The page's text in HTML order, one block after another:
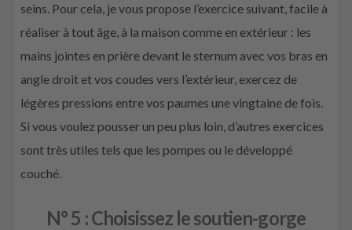
seins. Pour cela, je vous propose l’exercice suivant, facile à
réaliser à tout âge, à la maison comme en extérieur : les
mains jointes en prière devant le sternum avec vos bras en
angle droit et vos coudes vers l’extérieur, exercez de
légères pressions entre vos paumes une vingtaine de fois.
Si vous voulez pousser un peu plus loin, d’autres exercices
sont très utiles tels que les pompes ou le développé
couché.
N° 5 : Choisissez le soutien-gorge